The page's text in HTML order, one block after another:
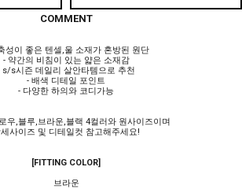
COMMENT
성이 좋은 텐셀,울 소재가 혼방된 원단
- 약간의 비침이 있는 얇은 소재감
s/s시즌 데일리 살안타템으로 추천
- 배색 디테일 포인트
- 다양한 하의와 코디가능
우,블루,브라운,블랙 4컬러와 원사이즈이며
사이즈 및 디테일컷 참고해주세요!
[FITTING COLOR]
브라운